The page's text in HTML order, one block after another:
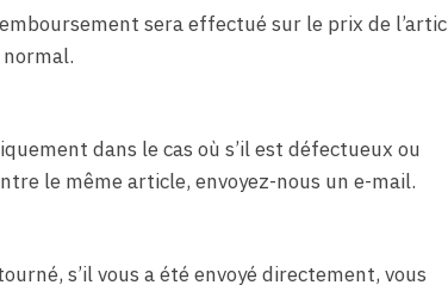
sera effectué sur le prix de
dans le cas où s’il est défectueux ou
le même article, envoyez-nous un e-mail.
s’il vous a été envoyé directement, vous